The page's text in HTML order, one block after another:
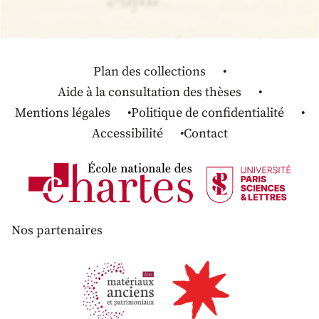
Plan des collections
Aide à la consultation des thèses
Mentions légales
Politique de confidentialité
Accessibilité
Contact
Nos partenaires